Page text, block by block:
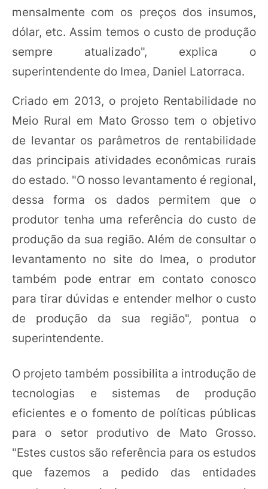
mensalmente com os preços dos insumos,
dólar, etc. Assim temos o custo de produção
sempre atualizado", explica o
superintendente do Imea, Daniel Latorraca.
Criado em 2013, o projeto Rentabilidade no
Meio Rural em Mato Grosso tem o objetivo
de levantar os parâmetros de rentabilidade
das principais atividades econômicas rurais
do estado. "O nosso levantamento é regional,
dessa forma os dados permitem que o
produtor tenha uma referência do custo de
produção da sua região. Além de consultar o
levantamento no site do Imea, o produtor
também pode entrar em contato conosco
para tirar dúvidas e entender melhor o custo
de produção da sua região", pontua o
superintendente.
O projeto também possibilita a introdução de
tecnologias e sistemas de produção
eficientes e o fomento de políticas públicas
para o setor produtivo de Mato Grosso.
"Estes custos são referência para os estudos
que fazemos a pedido das entidades